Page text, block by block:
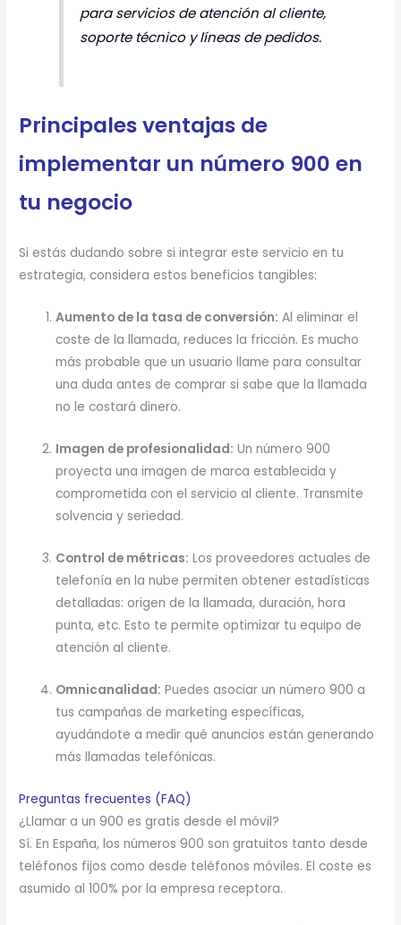
para servicios de atención al cliente,
soporte técnico y líneas de pedidos.
Principales ventajas de
implementar un número 900 en
tu negocio
Si estás dudando sobre si integrar este servicio en tu
estrategia, considera estos beneficios tangibles:
Aumento de la tasa de conversión: Al eliminar el
coste de la llamada, reduces la fricción. Es mucho
más probable que un usuario llame para consultar
una duda antes de comprar si sabe que la llamada
no le costará dinero.
Imagen de profesionalidad: Un número 900
proyecta una imagen de marca establecida y
comprometida con el servicio al cliente. Transmite
solvencia y seriedad.
Control de métricas: Los proveedores actuales de
telefonía en la nube permiten obtener estadísticas
detalladas: origen de la llamada, duración, hora
punta, etc. Esto te permite optimizar tu equipo de
atención al cliente.
Omnicanalidad: Puedes asociar un número 900 a
tus campañas de marketing específicas,
ayudándote a medir qué anuncios están generando
más llamadas telefónicas.
Preguntas frecuentes (FAQ)
¿Llamar a un 900 es gratis desde el móvil?
Sí.En España, los números 900 son gratuitos tanto desde
teléfonos fijos como desde teléfonos móviles. El coste es
asumido al 100% por la empresa receptora.